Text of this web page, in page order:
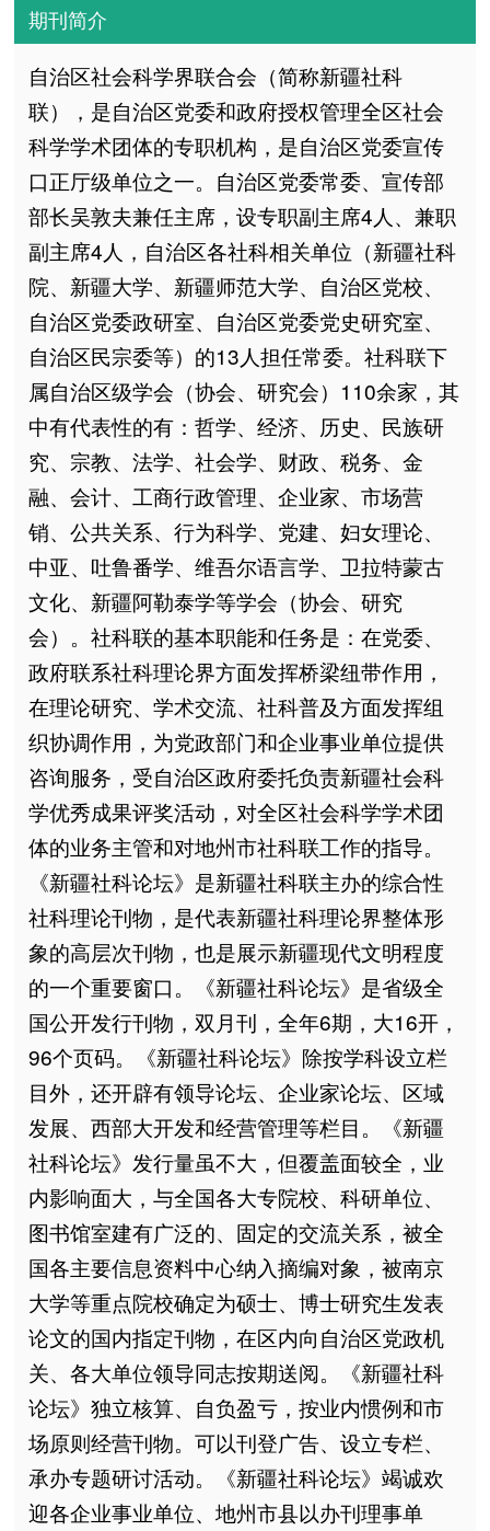
期刊简介
自治区社会科学界联合会（简称新疆社科
联），是自治区党委和政府授权管理全区社会
科学学术团体的专职机构，是自治区党委宣传
口正厅级单位之一。自治区党委常委、宣传部
部长吴敦夫兼任主席，设专职副主席4人、兼职
副主席4人，自治区各社科相关单位（新疆社科
院、新疆大学、新疆师范大学、自治区党校、
自治区党委政研室、自治区党委党史研究室、
自治区民宗委等）的13人担任常委。社科联下
属自治区级学会（协会、研究会）110余家，其
中有代表性的有：哲学、经济、历史、民族研
究、宗教、法学、社会学、财政、税务、金
融、会计、工商行政管理、企业家、市场营
销、公共关系、行为科学、党建、妇女理论、
中亚、吐鲁番学、维吾尔语言学、卫拉特蒙古
文化、新疆阿勒泰学等学会（协会、研究
会）。社科联的基本职能和任务是：在党委、
政府联系社科理论界方面发挥桥梁纽带作用，
在理论研究、学术交流、社科普及方面发挥组
织协调作用，为党政部门和企业事业单位提供
咨询服务，受自治区政府委托负责新疆社会科
学优秀成果评奖活动，对全区社会科学学术团
体的业务主管和对地州市社科联工作的指导。
《新疆社科论坛》是新疆社科联主办的综合性
社科理论刊物，是代表新疆社科理论界整体形
象的高层次刊物，也是展示新疆现代文明程度
的一个重要窗口。《新疆社科论坛》是省级全
国公开发行刊物，双月刊，全年6期，大16开，
96个页码。《新疆社科论坛》除按学科设立栏
目外，还开辟有领导论坛、企业家论坛、区域
发展、西部大开发和经营管理等栏目。《新疆
社科论坛》发行量虽不大，但覆盖面较全，业
内影响面大，与全国各大专院校、科研单位、
图书馆室建有广泛的、固定的交流关系，被全
国各主要信息资料中心纳入摘编对象，被南京
大学等重点院校确定为硕士、博士研究生发表
论文的国内指定刊物，在区内向自治区党政机
关、各大单位领导同志按期送阅。《新疆社科
论坛》独立核算、自负盈亏，按业内惯例和市
场原则经营刊物。可以刊登广告、设立专栏、
承办专题研讨活动。《新疆社科论坛》竭诚欢
迎各企业事业单位、地州市县以办刊理事单